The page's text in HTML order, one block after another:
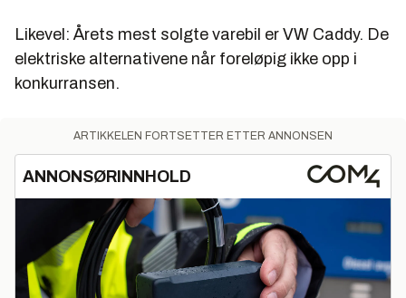
Likevel: Årets mest solgte varebil er VW Caddy. De
elektriske alternativene når foreløpig ikke opp i
konkurransen.
ARTIKKELEN FORTSETTER ETTER ANNONSEN
ANNONSØRINNHOLD